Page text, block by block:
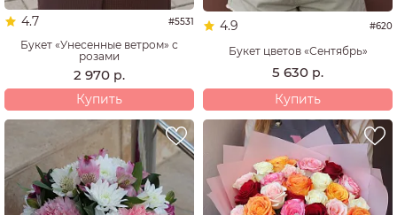
4.7 #5531
Букет «Унесенные ветром» с
розами
2 970 р.
Купить
4.9 #620
Букет цветов «Сентябрь»
5 630 р.
Купить